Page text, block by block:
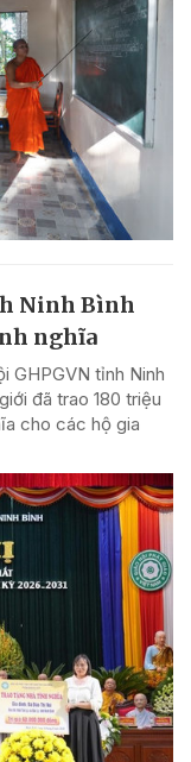
Ninh Bình
nghĩa
GHPGVN tỉnh Ninh
đã trao 180 triệu
cho các hộ gia